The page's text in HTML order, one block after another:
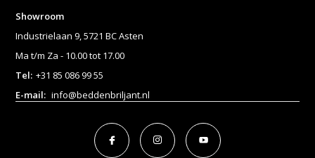
Showroom
Industrielaan 9, 5721 BC Asten
Ma t/m Za - 10.00 tot 17.00
Tel: +31 85 086 99 55
E-mail: info@beddenbriljant.nl